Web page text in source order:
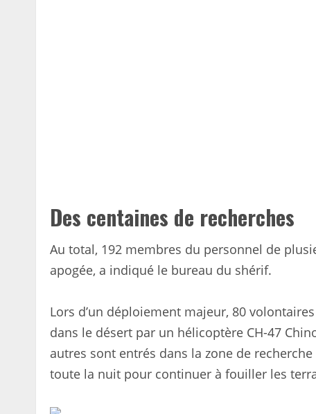
Des centaines de recherches
Au total, 192 membres du personnel de
apogée, a indiqué le bureau du shérif.
Lors d’un déploiement majeur, 80
dans le désert par un hélicoptère CH-47
autres sont entrés dans la zone de
toute la nuit pour continuer à fouiller les